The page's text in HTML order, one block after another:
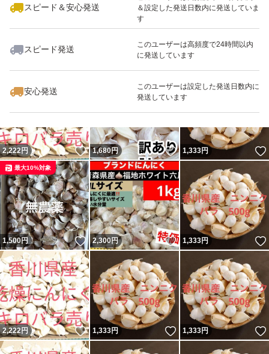
スピード＆安心発送
＆設定した発送日数内に発送していま
す
スピード発送
このユーザーは高頻度で24時間以内
に発送しています
安心発送
このユーザーは設定した発送日数内に
発送しています
いいね！
1,500
2,222円 いいね！
1,680円 いいね！
1,333円
1,500円 いいね！
最大10%対象
2,300円 いいね！
1,333円
2,222円 いいね！
1,333円 いいね！
1,333円